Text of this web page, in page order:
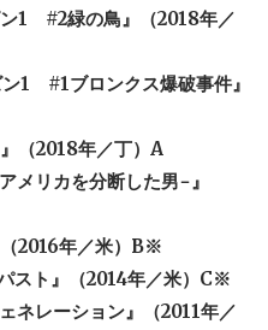
1 #2緑の鳥』（2018年／
1 #1ブロンクス爆破事件』
（2018年／丁）A
メリカを分断した男−』
2016年／米）B※
スト』（2014年／米）C※
ネレーション』（2011年／